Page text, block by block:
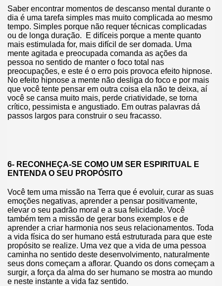
Saber encontrar momentos de descanso mental durante o
dia é uma tarefa simples mas muito complicada ao mesmo
tempo. Simples porque não requer técnicas complicadas
ou de longa duração. E difíceis porque a mente quanto
mais estimulada for, mais difícil de ser domada. Uma
mente agitada e preocupada comanda as ações da
pessoa no sentido de manter o foco total nas
preocupações, e este é o erro pois provoca efeito hipnose.
No efeito hipnose a mente não desliga do foco e por mais
que você tente pensar em outra coisa ela não te deixa, aí
você se cansa muito mais, perde criatividade, se torna
crítico, pessimista e angustiado. Em outras palavras dá
passos largos para construir o seu fracasso.
6- RECONHEÇA-SE COMO UM SER ESPIRITUAL E
ENTENDA O SEU PROPÓSITO
Você tem uma missão na Terra que é evoluir, curar as suas
emoções negativas, aprender a pensar positivamente,
elevar o seu padrão moral e a sua felicidade. Você
também tem a missão de gerar bons exemplos e de
aprender a criar harmonia nos seus relacionamentos. Toda
a vida física do ser humano está estruturada para que este
propósito se realize. Uma vez que a vida de uma pessoa
caminha no sentido deste desenvolvimento, naturalmente
seus dons começam a aflorar. Quando os dons começam a
surgir, a força da alma do ser humano se mostra ao mundo
e neste instante a vida faz sentido.